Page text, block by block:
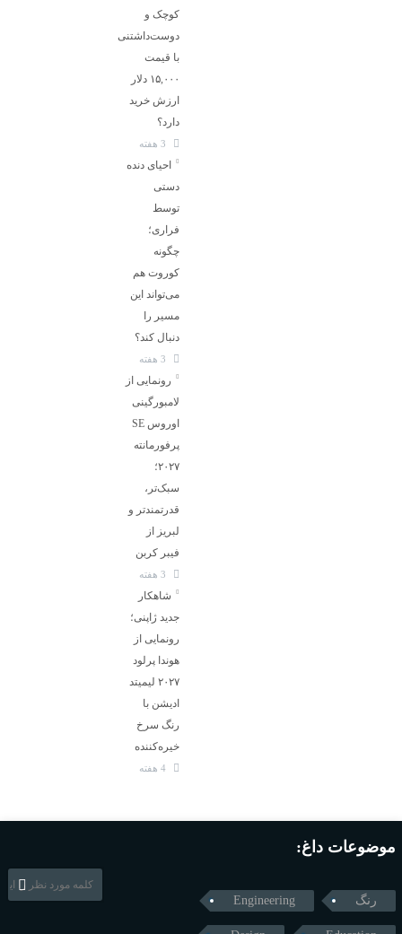
کوچک و
دوست‌داشتنی
با قیمت
۱۵,۰۰۰ دلار
ارزش خرید
دارد؟
احیای دنده
دستی
توسط
فراری؛
چگونه
کوروت هم
می‌تواند این
مسیر را
دنبال کند؟
رونمایی از
لامبورگینی
اوروس SE
پرفورمانته
۲۰۲۷؛
سبک‌تر،
قدرتمندتر و
لبریز از
فیبر کربن
شاهکار
جدید ژاپنی؛
رونمایی از
هوندا پرلود
۲۰۲۷ لیمیتد
ادیشن با
رنگ سرخ
خیره‌کننده
موضوعات داغ:
رنگ Engineering